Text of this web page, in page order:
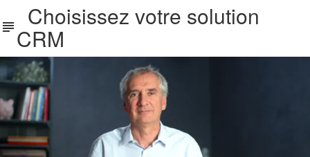
Choisissez votre solution
CRM